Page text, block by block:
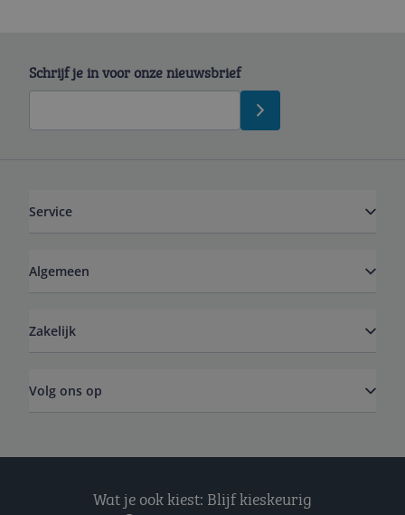
Schrijf je in voor onze nieuwsbrief
Service
Algemeen
Zakelijk
Volg ons op
Wat je ook kiest: Blijf kieskeurig